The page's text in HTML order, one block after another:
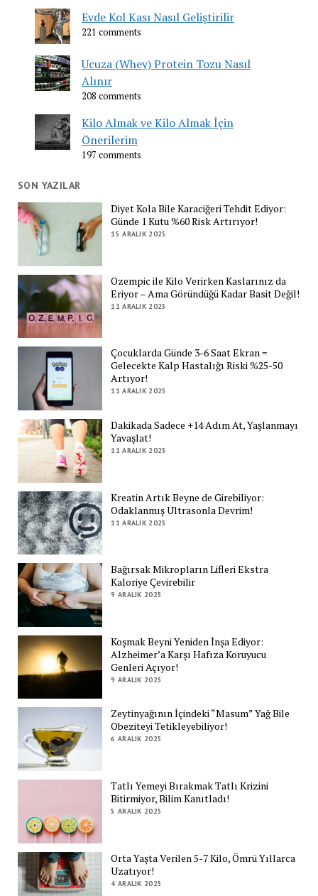
Evde Kol Kası Nasıl Geliştirilir
221 comments
Ucuza (Whey) Protein Tozu Nasıl
Alınır
208 comments
Kilo Almak ve Kilo Almak İçin
Önerilerim
197 comments
SON YAZILAR
Diyet Kola Bile Karaciğeri Tehdit Ediyor:
Günde 1 Kutu %60 Risk Artırıyor!
15 ARALIK 2025
Ozempic ile Kilo Verirken Kaslarınız da
Eriyor – Ama Göründüğü Kadar Basit Değil!
11 ARALIK 2025
Çocuklarda Günde 3-6 Saat Ekran =
Gelecekte Kalp Hastalığı Riski %25-50
Artıyor!
11 ARALIK 2025
Dakikada Sadece +14 Adım At, Yaşlanmayı
Yavaşlat!
11 ARALIK 2025
Kreatin Artık Beyne de Girebiliyor:
Odaklanmış Ultrasonla Devrim!
11 ARALIK 2025
Bağırsak Mikropların Lifleri Ekstra
Kaloriye Çevirebilir
9 ARALIK 2025
Koşmak Beyni Yeniden İnşa Ediyor:
Alzheimer’a Karşı Hafıza Koruyucu
Genleri Açıyor!
9 ARALIK 2025
Zeytinyağının İçindeki “Masum” Yağ Bile
Obeziteyi Tetikleyebiliyor!
6 ARALIK 2025
Tatlı Yemeyi Bırakmak Tatlı Krizini
Bitirmiyor, Bilim Kanıtladı!
5 ARALIK 2025
Orta Yaşta Verilen 5-7 Kilo, Ömrü Yıllarca
Uzatıyor!
4 ARALIK 2025